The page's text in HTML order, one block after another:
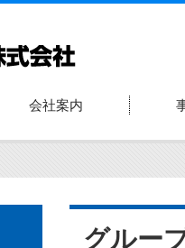
会社案内
グルー